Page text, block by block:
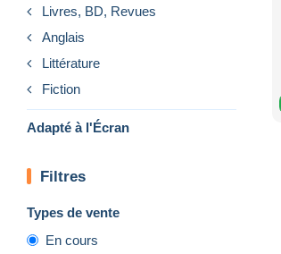
Livres, BD, Revues
Anglais
Littérature
Fiction
Adapté à l'Écran
Filtres
Types de vente
En cours